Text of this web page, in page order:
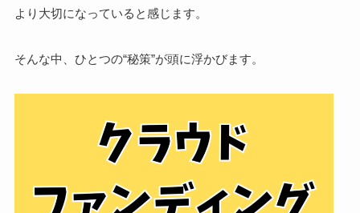
より大切になっていると感じます。
そんな中、ひとつの“秘策”が頭に浮かびます。